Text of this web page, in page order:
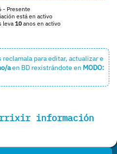
- Presente
está en activo
leva 10 anos en activo
reclamala para editar, actualizar e
aen BD rexistrándote en MODO:
información